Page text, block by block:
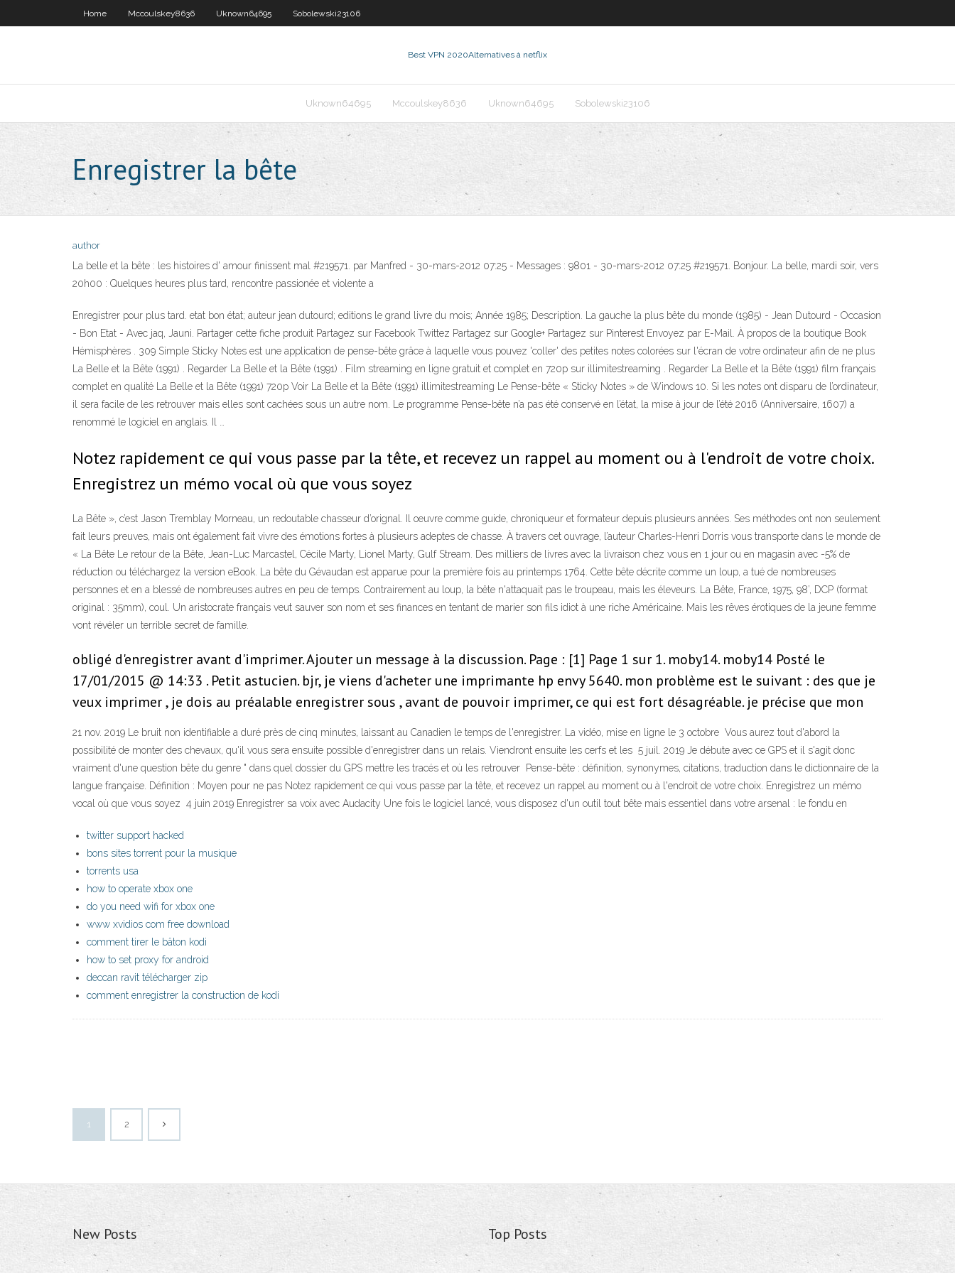
Home Mccoulskey8636 Uknown64695 Sobolewski23106
Best VPN 2020Alternatives à netflix
Uknown64695 Mccoulskey8636 Uknown64695 Sobolewski23106
Enregistrer la bête
author
La belle et la bête : les histoires d' amour finissent mal #219571. par Manfred - 30-mars-2012 07:25 - Messages : 9801 - 30-mars-2012 07:25 #219571. Bonjour. La belle, mardi soir, vers
20h00 : Quelques heures plus tard, rencontre passionée et violente a
Enregistrer pour plus tard. etat bon état; auteur jean dutourd; editions le grand livre du mois; Année 1985; Description. La gauche la plus bête du monde (1985) - Jean Dutourd - Occasion
- Bon Etat - Avec jaq, Jauni. Partager cette fiche produit Partagez sur Facebook Twittez Partagez sur Google+ Partagez sur Pinterest Envoyez par E-Mail. À propos de la boutique Book
Hémisphères . 309 Simple Sticky Notes est une application de pense-bête grâce à laquelle vous pouvez 'coller' des petites notes colorées sur l'écran de votre ordinateur afin de ne plus
La Belle et la Bête (1991) . Regarder La Belle et la Bête (1991) . Film streaming en ligne gratuit et complet en 720p sur illimitestreaming . Regarder La Belle et la Bête (1991) film français
complet en qualité La Belle et la Bête (1991) 720p Voir La Belle et la Bête (1991) illimitestreaming Le Pense-bête « Sticky Notes » de Windows 10. Si les notes ont disparu de l’ordinateur,
il sera facile de les retrouver mais elles sont cachées sous un autre nom. Le programme Pense-bête n’a pas été conservé en l’état, la mise à jour de l’été 2016 (Anniversaire, 1607) a
renommé le logiciel en anglais. Il …
Notez rapidement ce qui vous passe par la tête, et recevez un rappel au moment ou à l'endroit de votre choix.
Enregistrez un mémo vocal où que vous soyez
La Bête », c’est Jason Tremblay Morneau, un redoutable chasseur d’orignal. Il oeuvre comme guide, chroniqueur et formateur depuis plusieurs années. Ses méthodes ont non seulement
fait leurs preuves, mais ont également fait vivre des émotions fortes à plusieurs adeptes de chasse. À travers cet ouvrage, l’auteur Charles-Henri Dorris vous transporte dans le monde de
« La Bête Le retour de la Bête, Jean-Luc Marcastel, Cécile Marty, Lionel Marty, Gulf Stream. Des milliers de livres avec la livraison chez vous en 1 jour ou en magasin avec -5% de
réduction ou téléchargez la version eBook. La bête du Gévaudan est apparue pour la première fois au printemps 1764. Cette bête décrite comme un loup, a tué de nombreuses
personnes et en a blessé de nombreuses autres en peu de temps. Contrairement au loup, la bête n'attaquait pas le troupeau, mais les éleveurs. La Bête, France, 1975, 98’, DCP (format
original : 35mm), coul. Un aristocrate français veut sauver son nom et ses finances en tentant de marier son fils idiot à une riche Américaine. Mais les rêves érotiques de la jeune femme
vont révéler un terrible secret de famille.
obligé d'enregistrer avant d'imprimer. Ajouter un message à la discussion. Page : [1] Page 1 sur 1. moby14. moby14 Posté le
17/01/2015 @ 14:33 . Petit astucien. bjr, je viens d'acheter une imprimante hp envy 5640. mon problème est le suivant : des que je
veux imprimer , je dois au préalable enregistrer sous , avant de pouvoir imprimer, ce qui est fort désagréable. je précise que mon
21 nov. 2019 Le bruit non identifiable a duré près de cinq minutes, laissant au Canadien le temps de l'enregistrer. La vidéo, mise en ligne le 3 octobre Vous aurez tout d'abord la
possibilité de monter des chevaux, qu'il vous sera ensuite possible d'enregistrer dans un relais. Viendront ensuite les cerfs et les 5 juil. 2019 Je débute avec ce GPS et il s'agit donc
vraiment d'une question bête du genre " dans quel dossier du GPS mettre les tracés et où les retrouver Pense-bête : définition, synonymes, citations, traduction dans le dictionnaire de la
langue française. Définition : Moyen pour ne pas Notez rapidement ce qui vous passe par la tête, et recevez un rappel au moment ou à l'endroit de votre choix. Enregistrez un mémo
vocal où que vous soyez 4 juin 2019 Enregistrer sa voix avec Audacity Une fois le logiciel lancé, vous disposez d'un outil tout bête mais essentiel dans votre arsenal : le fondu en
twitter support hacked
bons sites torrent pour la musique
torrents usa
how to operate xbox one
do you need wifi for xbox one
www xvidios com free download
comment tirer le bâton kodi
how to set proxy for android
deccan ravit télécharger zip
comment enregistrer la construction de kodi
1 2
New Posts Top Posts